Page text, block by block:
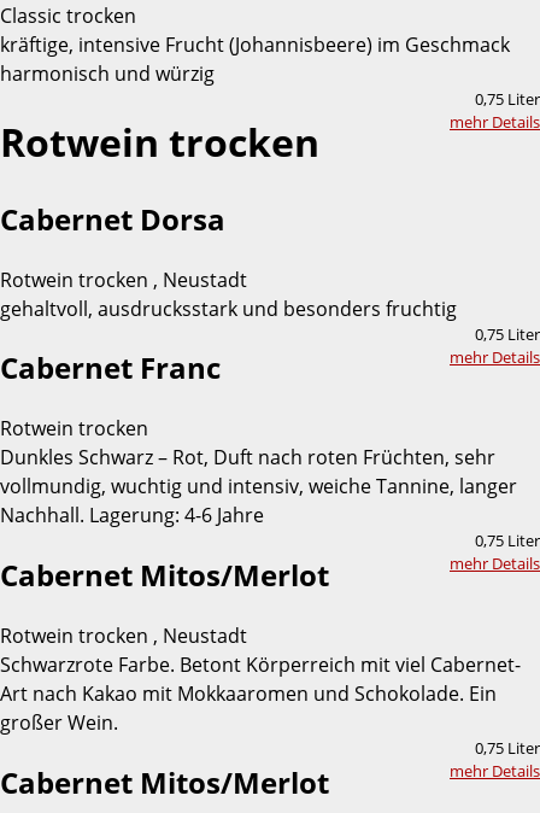
Classic trocken
kräftige, intensive Frucht (Johannisbeere) im Geschmack
harmonisch und würzig
0,75 Liter
mehr Details
Rotwein trocken
Cabernet Dorsa
Rotwein trocken , Neustadt
gehaltvoll, ausdrucksstark und besonders fruchtig
0,75 Liter
mehr Details
Cabernet Franc
Rotwein trocken
Dunkles Schwarz – Rot, Duft nach roten Früchten, sehr
vollmundig, wuchtig und intensiv, weiche Tannine, langer
Nachhall. Lagerung: 4-6 Jahre
0,75 Liter
mehr Details
Cabernet Mitos/Merlot
Rotwein trocken , Neustadt
Schwarzrote Farbe. Betont Körperreich mit viel Cabernet-
Art nach Kakao mit Mokkaaromen und Schokolade. Ein
großer Wein.
0,75 Liter
mehr Details
Cabernet Mitos/Merlot